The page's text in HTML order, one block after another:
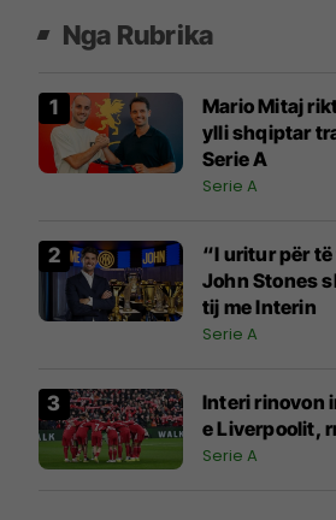
Nga Rubrika
Mario Mitaj
ylli shqiptar
Serie A
Serie A
“I uritur për
John Stones
tij me Interin
Serie A
Interi rinovon
e Liverpoolit,
Serie A